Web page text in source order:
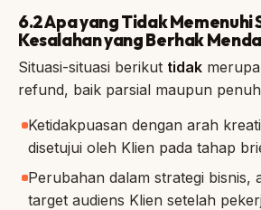
6.2 Apa yang Tidak
Kesalahan yang Berhak
Situasi-situasi berikut tidak
refund, baik parsial maupun
Ketidakpuasan dengan arah
disetujui oleh Klien pada tahap
Perubahan dalam strategi bisnis,
target audiens Klien setelah